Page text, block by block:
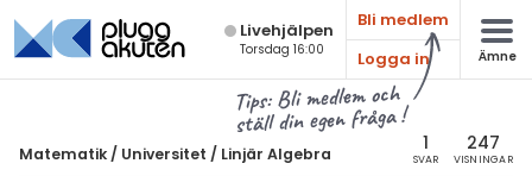
Live­hjälpen
Torsdag 16:00
Bli medlem
Logga in
Ämne
Tips: Bli medlem och
ställ din egen fråga !
Matematik / Universitet / Linjär Algebra 1
SVAR
247
VISNINGAR
Alla ämnen
Matematik